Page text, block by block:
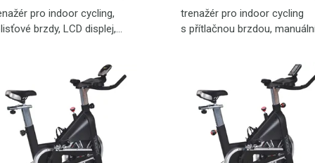
pro indoor cycling,
brzdy, LCD displej,
nosnost 125 kg
trenažér pro indoor cycling
s přítlačnou brzdou,
držák na láhev, variabilní, LCD
displej, 22 kg setrvačník,
nosnost 125 kg